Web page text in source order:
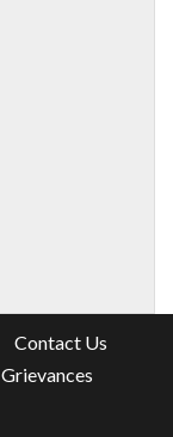
Contact Us
Grievances